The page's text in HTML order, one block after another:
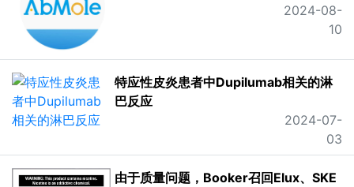
2024-08-
10
特应性皮炎患者中Dupilumab相关的淋
巴反应
2024-07-
03
由于质量问题，Booker召回Elux、SKE